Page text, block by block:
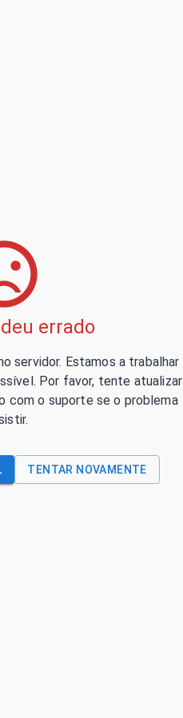
errado
servidor. Estamos a trabalhar
Por favor, tente atualizar
com o suporte se o problema
TENTAR NOVAMENTE